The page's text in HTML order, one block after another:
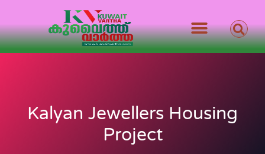
Kalyan Jewellers Housing
Project